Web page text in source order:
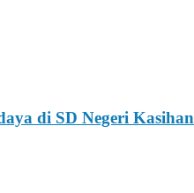
di SD Negeri Kasihan